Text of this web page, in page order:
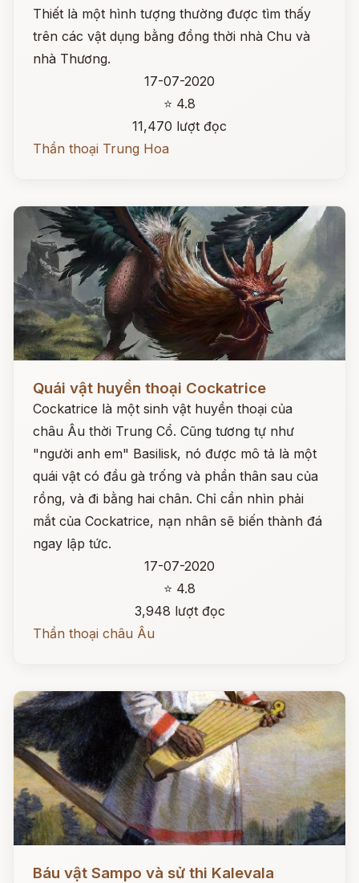
Thiết là một hình tượng thường được tìm thấy
trên các vật dụng bằng đồng thời nhà Chu và
nhà Thương.
17-07-2020
⭐ 4.8
11,470 lượt đọc
Thần thoại Trung Hoa
Quái vật huyền thoại Cockatrice
Cockatrice là một sinh vật huyền thoại của
châu Âu thời Trung Cổ. Cũng tương tự như
"người anh em" Basilisk, nó được mô tả là một
quái vật có đầu gà trống và phần thân sau của
rồng, và đi bằng hai chân. Chỉ cần nhìn phải
mắt của Cockatrice, nạn nhân sẽ biến thành đá
ngay lập tức.
17-07-2020
⭐ 4.8
3,948 lượt đọc
Thần thoại châu Âu
Báu vật Sampo và sử thi Kalevala